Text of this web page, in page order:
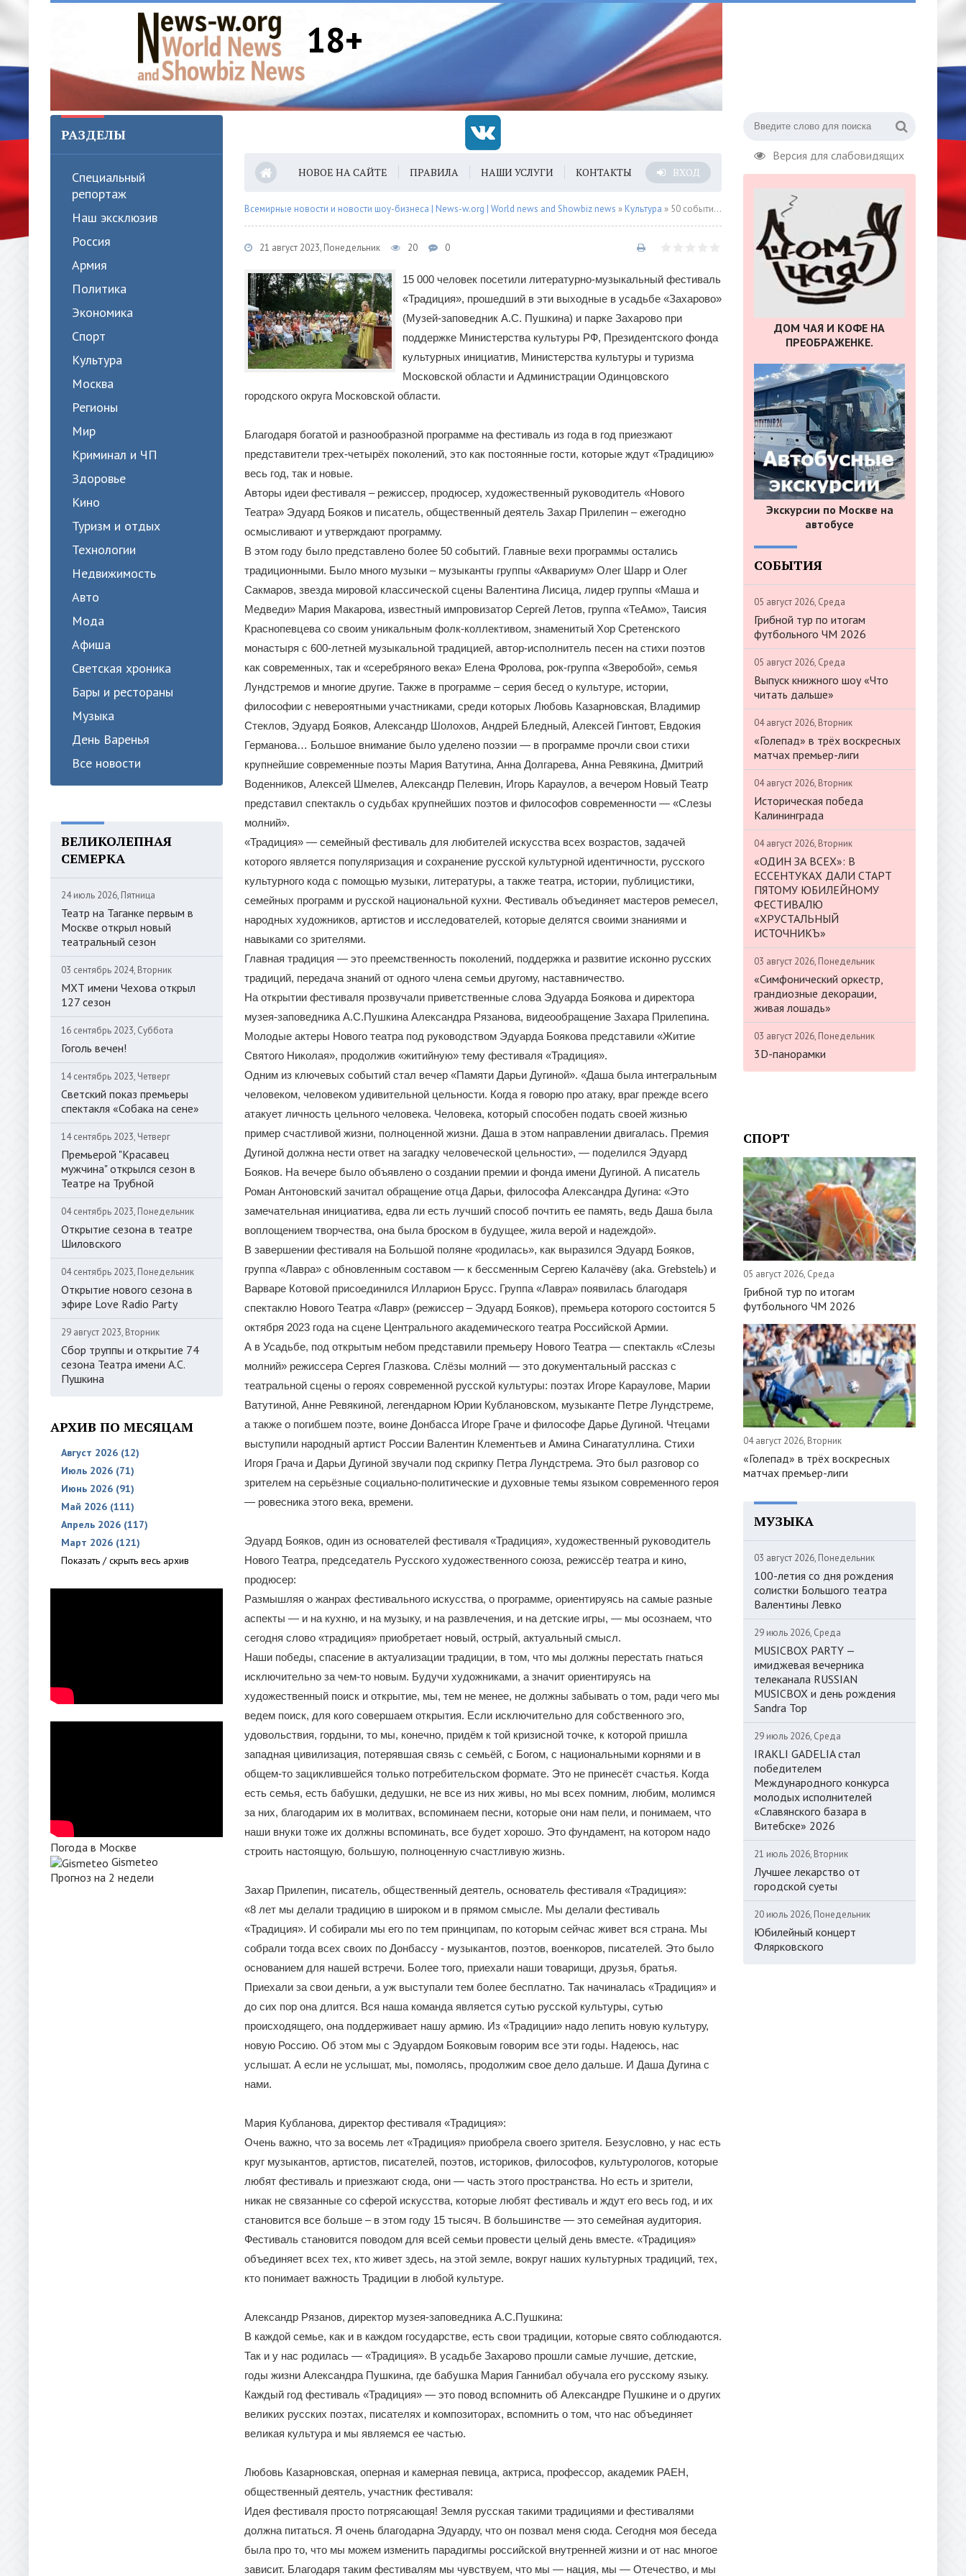
18+
Версия для слабовидящих
РАЗДЕЛЫ
Специальный
репортаж
Наш эксклюзив
Россия
Армия
Политика
Экономика
Спорт
Культура
Москва
Регионы
Мир
Криминал и ЧП
Здоровье
Кино
Туризм и отдых
Технологии
Недвижимость
Авто
Мода
Афиша
Светская хроника
Бары и рестораны
Музыка
День Варенья
Все новости
ВЕЛИКОЛЕПНАЯ
СЕМЕРКА
24 июль 2026, Пятница
Театр на Таганке первым в
Москве открыл новый
театральный сезон
03 сентябрь 2024, Вторник
МХТ имени Чехова открыл
127 сезон
16 сентябрь 2023, Суббота
Гоголь вечен!
14 сентябрь 2023, Четверг
Светский показ премьеры
спектакля «Собака на сене»
14 сентябрь 2023, Четверг
Премьерой "Красавец
мужчина" открылся сезон в
Театре на Трубной
04 сентябрь 2023, Понедельник
Открытие сезона в театре
Шиловского
04 сентябрь 2023, Понедельник
Открытие нового сезона в
эфире Love Radio Party
29 август 2023, Вторник
Сбор труппы и открытие 74
сезона Театра имени А.С.
Пушкина
АРХИВ ПО МЕСЯЦАМ
Август 2026 (12)
Июль 2026 (71)
Июнь 2026 (91)
Май 2026 (111)
Апрель 2026 (117)
Март 2026 (121)
Показать / скрыть весь архив
Погода в Москве
Gismeteo
Прогноз на 2 недели
НОВОЕ НА САЙТЕ ПРАВИЛА НАШИ УСЛУГИ КОНТАКТЫ ВХОД
Всемирные новости и новости шоу-бизнеса | News-w.org | World news and Showbiz news » Культура » 50 событий фестиваля «Традиция»
21 август 2023, Понедельник 20 0
15 000 человек посетили литературно-музыкальный фестиваль
«Традиция», прошедший в эти выходные в усадьбе «Захарово»
(Музей-заповедник А.С. Пушкина) и парке Захарово при
поддержке Министерства культуры РФ, Президентского фонда
культурных инициатив, Министерства культуры и туризма
Московской области и Администрации Одинцовского
городского округа Московской области.
Благодаря богатой и разнообразной программе на фестиваль из года в год приезжают
представители трех-четырёх поколений, это как постоянные гости, которые ждут «Традицию»
весь год, так и новые.
Авторы идеи фестиваля – режиссер, продюсер, художественный руководитель «Нового
Театра» Эдуард Бояков и писатель, общественный деятель Захар Прилепин – ежегодно
осмысливают и утверждают программу.
В этом году было представлено более 50 событий. Главные вехи программы остались
традиционными. Было много музыки – музыканты группы «Аквариум» Олег Шарр и Олег
Сакмаров, звезда мировой классической сцены Валентина Лисица, лидер группы «Маша и
Медведи» Мария Макарова, известный импровизатор Сергей Летов, группа «ТеАмо», Таисия
Краснопевцева со своим уникальным фолк-коллективом, знаменитый Хор Сретенского
монастыря с 600-летней музыкальной традицией, автор-исполнитель песен на стихи поэтов
как современных, так и «серебряного века» Елена Фролова, рок-группа «Зверобой», семья
Лундстремов и многие другие. Также в программе – серия бесед о культуре, истории,
философии с невероятными участниками, среди которых Любовь Казарновская, Владимир
Стеклов, Эдуард Бояков, Александр Шолохов, Андрей Бледный, Алексей Гинтовт, Евдокия
Германова… Большое внимание было уделено поэзии — в программе прочли свои стихи
крупнейшие современные поэты Мария Ватутина, Анна Долгарева, Анна Ревякина, Дмитрий
Воденников, Алексей Шмелев, Александр Пелевин, Игорь Караулов, а вечером Новый Театр
представил спектакль о судьбах крупнейших поэтов и философов современности — «Слезы
молний».
«Традиция» — семейный фестиваль для любителей искусства всех возрастов, задачей
которого является популяризация и сохранение русской культурной идентичности, русского
культурного кода с помощью музыки, литературы, а также театра, истории, публицистики,
семейных программ и русской национальной кухни. Фестиваль объединяет мастеров ремесел,
народных художников, артистов и исследователей, которые делятся своими знаниями и
навыками со зрителями.
Главная традиция — это преемственность поколений, поддержка и развитие исконно русских
традиций, передача знаний от одного члена семьи другому, наставничество.
На открытии фестиваля прозвучали приветственные слова Эдуарда Боякова и директора
музея-заповедника А.С.Пушкина Александра Рязанова, видеообращение Захара Прилепина.
Молодые актеры Нового театра под руководством Эдуарда Боякова представили «Житие
Святого Николая», продолжив «житийную» тему фестиваля «Традиция».
Одним из ключевых событий стал вечер «Памяти Дарьи Дугиной». «Даша была интегральным
человеком, человеком удивительной цельности. Когда я говорю про атаку, враг прежде всего
атакует личность цельного человека. Человека, который способен подать своей жизнью
пример счастливой жизни, полноценной жизни. Даша в этом направлении двигалась. Премия
Дугиной должна нести ответ на загадку человеческой цельности», — поделился Эдуард
Бояков. На вечере было объявлено о создании премии и фонда имени Дугиной. А писатель
Роман Антоновский зачитал обращение отца Дарьи, философа Александра Дугина: «Это
замечательная инициатива, едва ли есть лучший способ почтить ее память, ведь Даша была
воплощением творчества, она была броском в будущее, жила верой и надеждой».
В завершении фестиваля на Большой поляне «родилась», как выразился Эдуард Бояков,
группа «Лавра» с обновленным составом — к бессменным Сергею Калачёву (aka. Grebstelь) и
Варваре Котовой присоединился Илларион Брусс. Группа «Лавра» появилась благодаря
спектаклю Нового Театра «Лавр» (режиссер – Эдуард Бояков), премьера которого состоится 5
октября 2023 года на сцене Центрального академического театра Российской Армии.
А в Усадьбе, под открытым небом представили премьеру Нового Театра — спектакль «Слезы
молний» режиссера Сергея Глазкова. Слёзы молний — это документальный рассказ с
театральной сцены о героях современной русской культуры: поэтах Игоре Караулове, Марии
Ватутиной, Анне Ревякиной, легендарном Юрии Кублановском, музыканте Петре Лундстреме,
а также о погибшем поэте, воине Донбасса Игоре Граче и философе Дарье Дугиной. Чтецами
выступили народный артист России Валентин Клементьев и Амина Синагатуллина. Стихи
Игоря Грача и Дарьи Дугиной звучали под скрипку Петра Лундстрема. Это был разговор со
зрителем на серьёзные социально-политические и духовные темы языком современного героя
— ровесника этого века, времени.
Эдуард Бояков, один из основателей фестиваля «Традиция», художественный руководитель
Нового Театра, председатель Русского художественного союза, режиссёр театра и кино,
продюсер:
Размышляя о жанрах фестивального искусства, о программе, ориентируясь на самые разные
аспекты — и на кухню, и на музыку, и на развлечения, и на детские игры, — мы осознаем, что
сегодня слово «традиция» приобретает новый, острый, актуальный смысл.
Наши победы, спасение в актуализации традиции, в том, что мы должны перестать гнаться
исключительно за чем-то новым. Будучи художниками, а значит ориентируясь на
художественный поиск и открытие, мы, тем не менее, не должны забывать о том, ради чего мы
ведем поиск, для кого совершаем открытия. Если исключительно для собственного эго,
удовольствия, гордыни, то мы, конечно, придём к той кризисной точке, к которой пришла
западная цивилизация, потерявшая связь с семьёй, с Богом, с национальными корнями и в
общем-то зациклившейся только потребительском формате. Это не принесёт счастья. Когда
есть семья, есть бабушки, дедушки, не все из них живы, но мы всех помним, любим, молимся
за них, благодарим их в молитвах, вспоминаем песни, которые они нам пели, и понимаем, что
наши внуки тоже их должны вспоминать, все будет хорошо. Это фундамент, на котором надо
строить настоящую, большую, полноценную счастливую жизнь.
Захар Прилепин, писатель, общественный деятель, основатель фестиваля «Традиция»:
«8 лет мы делали традицию в широком и в прямом смысле. Мы делали фестиваль
«Традиция». И собирали мы его по тем принципам, по которым сейчас живет вся страна. Мы
собрали тогда всех своих по Донбассу - музыкантов, поэтов, военкоров, писателей. Это было
основанием для нашей встречи. Более того, приехали наши товарищи, друзья, братья.
Приехали за свои деньги, а уж выступали тем более бесплатно. Так начиналась «Традиция» и
до сих пор она длится. Вся наша команда является сутью русской культуры, сутью
происходящего, она поддерживает нашу армию. Из «Традиции» надо лепить новую культуру,
новую Россию. Об этом мы с Эдуардом Бояковым говорим все эти годы. Надеюсь, нас
услышат. А если не услышат, мы, помолясь, продолжим свое дело дальше. И Даша Дугина с
нами.
Мария Кубланова, директор фестиваля «Традиция»:
Очень важно, что за восемь лет «Традиция» приобрела своего зрителя. Безусловно, у нас есть
круг музыкантов, артистов, писателей, поэтов, историков, философов, культурологов, которые
любят фестиваль и приезжают сюда, они — часть этого пространства. Но есть и зрители,
никак не связанные со сферой искусства, которые любят фестиваль и ждут его весь год, и их
становится все больше – в этом году 15 тысяч. В большинстве — это семейная аудитория.
Фестиваль становится поводом для всей семьи провести целый день вместе. «Традиция»
объединяет всех тех, кто живет здесь, на этой земле, вокруг наших культурных традиций, тех,
кто понимает важность Традиции в любой культуре.
Александр Рязанов, директор музея-заповедника А.С.Пушкина:
В каждой семье, как и в каждом государстве, есть свои традиции, которые свято соблюдаются.
Так и у нас родилась — «Традиция». В усадьбе Захарово прошли самые лучшие, детские,
годы жизни Александра Пушкина, где бабушка Мария Ганнибал обучала его русскому языку.
Каждый год фестиваль «Традиция» — это повод вспомнить об Александре Пушкине и о других
великих русских поэтах, писателях и композиторах, вспомнить о том, что нас объединяет
великая культура и мы являемся ее частью.
Любовь Казарновская, оперная и камерная певица, актриса, профессор, академик РАЕН,
общественный деятель, участник фестиваля:
Идея фестиваля просто потрясающая! Земля русская такими традициями и фестивалями
должна питаться. Я очень благодарна Эдуарду, что он позвал меня сюда. Сегодня моя беседа
была про то, что мы можем изменить парадигмы российской внутренней жизни и от нас многое
зависит. Благодаря таким фестивалям мы чувствуем, что мы — нация, мы — Отечество, и мы
ДОМ ЧАЯ И КОФЕ НА
ПРЕОБРАЖЕНКЕ.
Экскурсии по Москве на
автобусе
СОБЫТИЯ
05 август 2026, Среда
Грибной тур по итогам
футбольного ЧМ 2026
05 август 2026, Среда
Выпуск книжного шоу «Что
читать дальше»
04 август 2026, Вторник
«Голепад» в трёх воскресных
матчах премьер-лиги
04 август 2026, Вторник
Историческая победа
Калининграда
04 август 2026, Вторник
«ОДИН ЗА ВСЕХ»: В
ЕССЕНТУКАХ ДАЛИ СТАРТ
ПЯТОМУ ЮБИЛЕЙНОМУ
ФЕСТИВАЛЮ
«ХРУСТАЛЬНЫЙ
ИСТОЧНИКЪ»
03 август 2026, Понедельник
«Симфонический оркестр,
грандиозные декорации,
живая лошадь»
03 август 2026, Понедельник
3D-панорамки
СПОРТ
05 август 2026, Среда
Грибной тур по итогам
футбольного ЧМ 2026
04 август 2026, Вторник
«Голепад» в трёх воскресных
матчах премьер-лиги
МУЗЫКА
03 август 2026, Понедельник
100-летия со дня рождения
солистки Большого театра
Валентины Левко
29 июль 2026, Среда
MUSICBOX PARTY —
имиджевая вечерника
телеканала RUSSIAN
MUSICBOX и день рождения
Sandra Top
29 июль 2026, Среда
IRAKLI GADELIA стал
победителем
Международного конкурса
молодых исполнителей
«Славянского базара в
Витебске» 2026
21 июль 2026, Вторник
Лучшее лекарство от
городской суеты
20 июль 2026, Понедельник
Юбилейный концерт
Флярковского